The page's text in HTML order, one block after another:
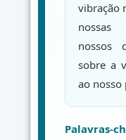
vibração
nossas
nossos
sobre a
ao nosso
Palavras-